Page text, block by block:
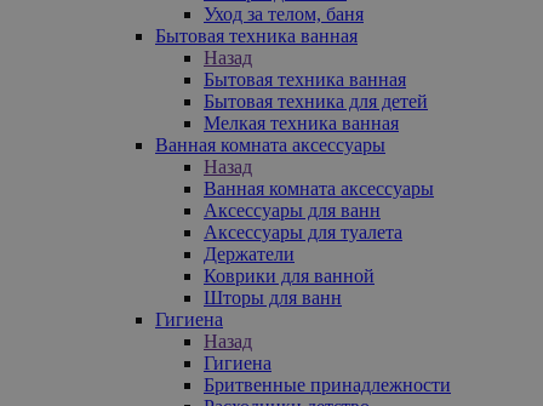
Уход за телом, баня
Бытовая техника ванная
Назад
Бытовая техника ванная
Бытовая техника для детей
Мелкая техника ванная
Ванная комната аксессуары
Назад
Ванная комната аксессуары
Аксессуары для ванн
Аксессуары для туалета
Держатели
Коврики для ванной
Шторы для ванн
Гигиена
Назад
Гигиена
Бритвенные принадлежности